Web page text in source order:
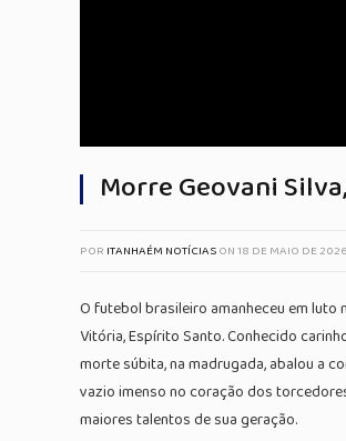
Morre Geovani
POR ITANHAÉM NOTÍCIASON18 DE MAIO DE 2026
O futebol brasileiro amanheceu em luto
Vitória, Espírito Santo. Conhecido
morte súbita, na madrugada, abalou a
vazio imenso no coração dos
maiores talentos de sua geração.